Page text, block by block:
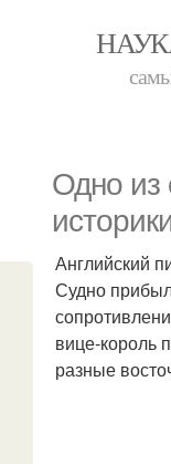
Одно из
Английский
Судно
вице-король
разные